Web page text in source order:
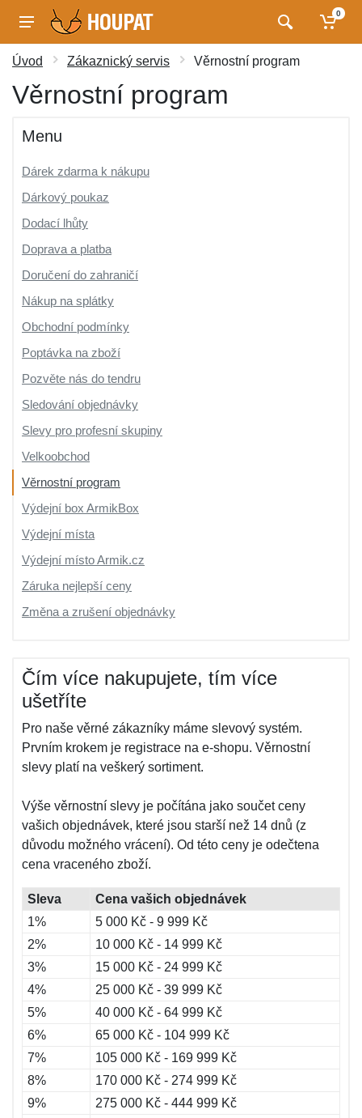
0
Úvod Zákaznický servis Věrnostní program
Věrnostní program
Menu
Dárek zdarma k nákupu
Dárkový poukaz
Dodací lhůty
Doprava a platba
Doručení do zahraničí
Nákup na splátky
Obchodní podmínky
Poptávka na zboží
Pozvěte nás do tendru
Sledování objednávky
Slevy pro profesní skupiny
Velkoobchod
Věrnostní program
Výdejní box ArmikBox
Výdejní místa
Výdejní místo Armik.cz
Záruka nejlepší ceny
Změna a zrušení objednávky
Čím více nakupujete, tím více
ušetříte
Pro naše věrné zákazníky máme slevový systém.
Prvním krokem je registrace na e-shopu. Věrnostní
slevy platí na veškerý sortiment.
Výše věrnostní slevy je počítána jako součet ceny
vašich objednávek, které jsou starší než 14 dnů (z
důvodu možného vrácení). Od této ceny je odečtena
cena vraceného zboží.
Sleva
Cena vašich objednávek
1%
5 000 Kč - 9 999 Kč
2%
10 000 Kč - 14 999 Kč
3%
15 000 Kč - 24 999 Kč
4%
25 000 Kč - 39 999 Kč
5%
40 000 Kč - 64 999 Kč
6%
65 000 Kč - 104 999 Kč
7%
105 000 Kč - 169 999 Kč
8%
170 000 Kč - 274 999 Kč
9%
275 000 Kč - 444 999 Kč